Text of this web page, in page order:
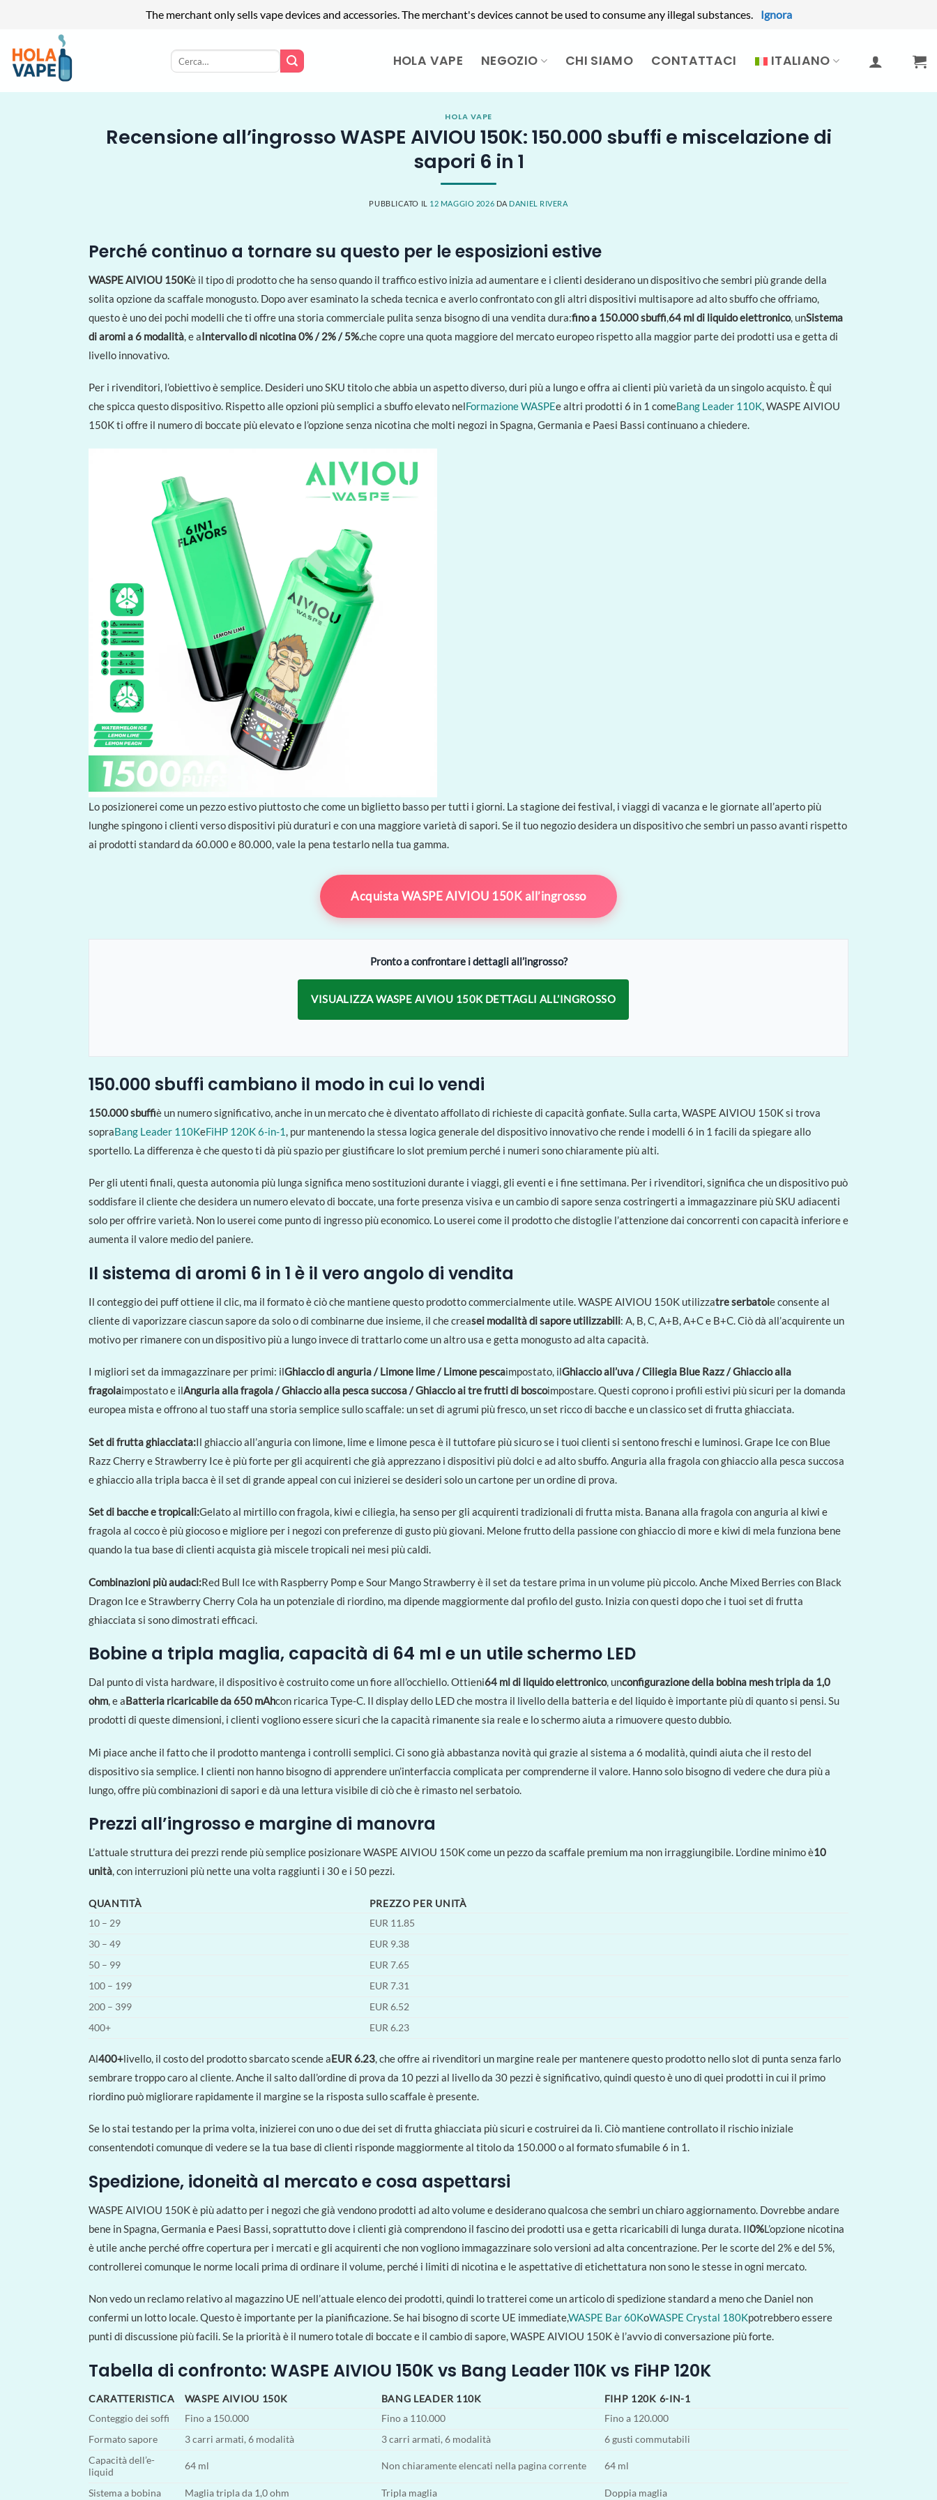
The merchant only sells vape devices and accessories. The merchant's devices cannot be used to consume any illegal substances.
Ignora
contenuti
Cerca: HOLA VAPE NEGOZIO CHI SIAMO CONTATTACI ITALIANO
HOLA VAPE
Recensione all’ingrosso WASPE AIVIOU 150K: 150.000 sbuffi e miscelazione di
sapori 6 in 1
PUBBLICATO IL 12 MAGGIO 2026 DA DANIEL RIVERA
Perché continuo a tornare su questo per le esposizioni estive
WASPE AIVIOU 150Kè il tipo di prodotto che ha senso quando il traffico estivo inizia ad aumentare e i clienti desiderano un dispositivo che sembri più grande della
solita opzione da scaffale monogusto. Dopo aver esaminato la scheda tecnica e averlo confrontato con gli altri dispositivi multisapore ad alto sbuffo che offriamo,
questo è uno dei pochi modelli che ti offre una storia commerciale pulita senza bisogno di una vendita dura:fino a 150.000 sbuffi,64 ml di liquido elettronico, unSistema
di aromi a 6 modalità, e aIntervallo di nicotina 0% / 2% / 5%.che copre una quota maggiore del mercato europeo rispetto alla maggior parte dei prodotti usa e getta di
livello innovativo.
Per i rivenditori, l’obiettivo è semplice. Desideri uno SKU titolo che abbia un aspetto diverso, duri più a lungo e offra ai clienti più varietà da un singolo acquisto. È qui
che spicca questo dispositivo. Rispetto alle opzioni più semplici a sbuffo elevato nelFormazione WASPEe altri prodotti 6 in 1 comeBang Leader 110K, WASPE AIVIOU
150K ti offre il numero di boccate più elevato e l’opzione senza nicotina che molti negozi in Spagna, Germania e Paesi Bassi continuano a chiedere.
Lo posizionerei come un pezzo estivo piuttosto che come un biglietto basso per tutti i giorni. La stagione dei festival, i viaggi di vacanza e le giornate all’aperto più
lunghe spingono i clienti verso dispositivi più duraturi e con una maggiore varietà di sapori. Se il tuo negozio desidera un dispositivo che sembri un passo avanti rispetto
ai prodotti standard da 60.000 e 80.000, vale la pena testarlo nella tua gamma.
Acquista WASPE AIVIOU 150K all’ingrosso
Pronto a confrontare i dettagli all’ingrosso?
VISUALIZZA WASPE AIVIOU 150K DETTAGLI ALL’INGROSSO
150.000 sbuffi cambiano il modo in cui lo vendi
150.000 sbuffiè un numero significativo, anche in un mercato che è diventato affollato di richieste di capacità gonfiate. Sulla carta, WASPE AIVIOU 150K si trova
sopraBang Leader 110KeFiHP 120K 6-in-1, pur mantenendo la stessa logica generale del dispositivo innovativo che rende i modelli 6 in 1 facili da spiegare allo
sportello. La differenza è che questo ti dà più spazio per giustificare lo slot premium perché i numeri sono chiaramente più alti.
Per gli utenti finali, questa autonomia più lunga significa meno sostituzioni durante i viaggi, gli eventi e i fine settimana. Per i rivenditori, significa che un dispositivo può
soddisfare il cliente che desidera un numero elevato di boccate, una forte presenza visiva e un cambio di sapore senza costringerti a immagazzinare più SKU adiacenti
solo per offrire varietà. Non lo userei come punto di ingresso più economico. Lo userei come il prodotto che distoglie l’attenzione dai concorrenti con capacità inferiore e
aumenta il valore medio del paniere.
Il sistema di aromi 6 in 1 è il vero angolo di vendita
Il conteggio dei puff ottiene il clic, ma il formato è ciò che mantiene questo prodotto commercialmente utile. WASPE AIVIOU 150K utilizzatre serbatoie consente al
cliente di vaporizzare ciascun sapore da solo o di combinarne due insieme, il che creasei modalità di sapore utilizzabili: A, B, C, A+B, A+C e B+C. Ciò dà all’acquirente un
motivo per rimanere con un dispositivo più a lungo invece di trattarlo come un altro usa e getta monogusto ad alta capacità.
I migliori set da immagazzinare per primi: ilGhiaccio di anguria / Limone lime / Limone pescaimpostato, ilGhiaccio all’uva / Ciliegia Blue Razz / Ghiaccio alla
fragolaimpostato e ilAnguria alla fragola / Ghiaccio alla pesca succosa / Ghiaccio ai tre frutti di boscoimpostare. Questi coprono i profili estivi più sicuri per la domanda
europea mista e offrono al tuo staff una storia semplice sullo scaffale: un set di agrumi più fresco, un set ricco di bacche e un classico set di frutta ghiacciata.
Set di frutta ghiacciata:Il ghiaccio all’anguria con limone, lime e limone pesca è il tuttofare più sicuro se i tuoi clienti si sentono freschi e luminosi. Grape Ice con Blue
Razz Cherry e Strawberry Ice è più forte per gli acquirenti che già apprezzano i dispositivi più dolci e ad alto sbuffo. Anguria alla fragola con ghiaccio alla pesca succosa
e ghiaccio alla tripla bacca è il set di grande appeal con cui inizierei se desideri solo un cartone per un ordine di prova.
Set di bacche e tropicali:Gelato al mirtillo con fragola, kiwi e ciliegia, ha senso per gli acquirenti tradizionali di frutta mista. Banana alla fragola con anguria al kiwi e
fragola al cocco è più giocoso e migliore per i negozi con preferenze di gusto più giovani. Melone frutto della passione con ghiaccio di more e kiwi di mela funziona bene
quando la tua base di clienti acquista già miscele tropicali nei mesi più caldi.
Combinazioni più audaci:Red Bull Ice with Raspberry Pomp e Sour Mango Strawberry è il set da testare prima in un volume più piccolo. Anche Mixed Berries con Black
Dragon Ice e Strawberry Cherry Cola ha un potenziale di riordino, ma dipende maggiormente dal profilo del gusto. Inizia con questi dopo che i tuoi set di frutta
ghiacciata si sono dimostrati efficaci.
Bobine a tripla maglia, capacità di 64 ml e un utile schermo LED
Dal punto di vista hardware, il dispositivo è costruito come un fiore all’occhiello. Ottieni64 ml di liquido elettronico, unconfigurazione della bobina mesh tripla da 1,0
ohm, e aBatteria ricaricabile da 650 mAhcon ricarica Type-C. Il display dello LED che mostra il livello della batteria e del liquido è importante più di quanto si pensi. Su
prodotti di queste dimensioni, i clienti vogliono essere sicuri che la capacità rimanente sia reale e lo schermo aiuta a rimuovere questo dubbio.
Mi piace anche il fatto che il prodotto mantenga i controlli semplici. Ci sono già abbastanza novità qui grazie al sistema a 6 modalità, quindi aiuta che il resto del
dispositivo sia semplice. I clienti non hanno bisogno di apprendere un’interfaccia complicata per comprenderne il valore. Hanno solo bisogno di vedere che dura più a
lungo, offre più combinazioni di sapori e dà una lettura visibile di ciò che è rimasto nel serbatoio.
Prezzi all’ingrosso e margine di manovra
L’attuale struttura dei prezzi rende più semplice posizionare WASPE AIVIOU 150K come un pezzo da scaffale premium ma non irraggiungibile. L’ordine minimo è10
unità, con interruzioni più nette una volta raggiunti i 30 e i 50 pezzi.
QUANTITÀ
PREZZO PER UNITÀ
10 – 29
EUR 11.85
30 – 49
EUR 9.38
50 – 99
EUR 7.65
100 – 199
EUR 7.31
200 – 399
EUR 6.52
400+
EUR 6.23
Al400+livello, il costo del prodotto sbarcato scende aEUR 6.23, che offre ai rivenditori un margine reale per mantenere questo prodotto nello slot di punta senza farlo
sembrare troppo caro al cliente. Anche il salto dall’ordine di prova da 10 pezzi al livello da 30 pezzi è significativo, quindi questo è uno di quei prodotti in cui il primo
riordino può migliorare rapidamente il margine se la risposta sullo scaffale è presente.
Se lo stai testando per la prima volta, inizierei con uno o due dei set di frutta ghiacciata più sicuri e costruirei da lì. Ciò mantiene controllato il rischio iniziale
consentendoti comunque di vedere se la tua base di clienti risponde maggiormente al titolo da 150.000 o al formato sfumabile 6 in 1.
Spedizione, idoneità al mercato e cosa aspettarsi
WASPE AIVIOU 150K è più adatto per i negozi che già vendono prodotti ad alto volume e desiderano qualcosa che sembri un chiaro aggiornamento. Dovrebbe andare
bene in Spagna, Germania e Paesi Bassi, soprattutto dove i clienti già comprendono il fascino dei prodotti usa e getta ricaricabili di lunga durata. Il0%L’opzione nicotina
è utile anche perché offre copertura per i mercati e gli acquirenti che non vogliono immagazzinare solo versioni ad alta concentrazione. Per le scorte del 2% e del 5%,
controllerei comunque le norme locali prima di ordinare il volume, perché i limiti di nicotina e le aspettative di etichettatura non sono le stesse in ogni mercato.
Non vedo un reclamo relativo al magazzino UE nell’attuale elenco dei prodotti, quindi lo tratterei come un articolo di spedizione standard a meno che Daniel non
confermi un lotto locale. Questo è importante per la pianificazione. Se hai bisogno di scorte UE immediate,WASPE Bar 60KoWASPE Crystal 180Kpotrebbero essere
punti di discussione più facili. Se la priorità è il numero totale di boccate e il cambio di sapore, WASPE AIVIOU 150K è l’avvio di conversazione più forte.
Tabella di confronto: WASPE AIVIOU 150K vs Bang Leader 110K vs FiHP 120K
CARATTERISTICA WASPE AIVIOU 150K BANG LEADER 110K
FIHP 120K 6-IN-1
Conteggio dei soffi
Fino a 150.000 Fino a 110.000
Fino a 120.000
Formato sapore
3 carri armati, 6 modalità 3 carri armati, 6 modalità
6 gusti commutabili
Capacità dell’e-
liquid
64 ml Non chiaramente elencati nella pagina corrente 64 ml
Sistema a bobina Maglia tripla da 1,0 ohm Tripla maglia Doppia maglia